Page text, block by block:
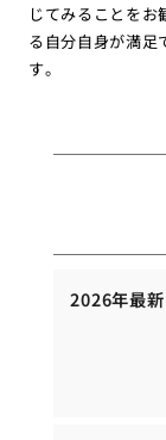
じてみることを
る自分自身が満足
す。
2026年最